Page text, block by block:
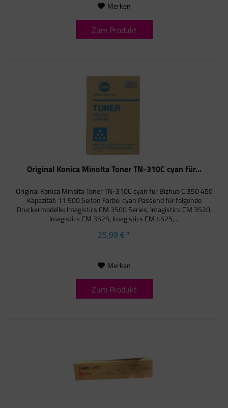
Merken
Zum Produkt
Original Konica Minolta Toner TN-310C cyan für...
Original Konica Minolta Toner TN-310C cyan für Bizhub C 350 450
Kapazität: 11.500 Seiten Farbe: cyan Passend für folgende
Druckermodelle: Imagistics CM 3500 Series, Imagistics CM 3520,
Imagistics CM 3525, Imagistics CM 4525,...
25,99 € *
Merken
Zum Produkt